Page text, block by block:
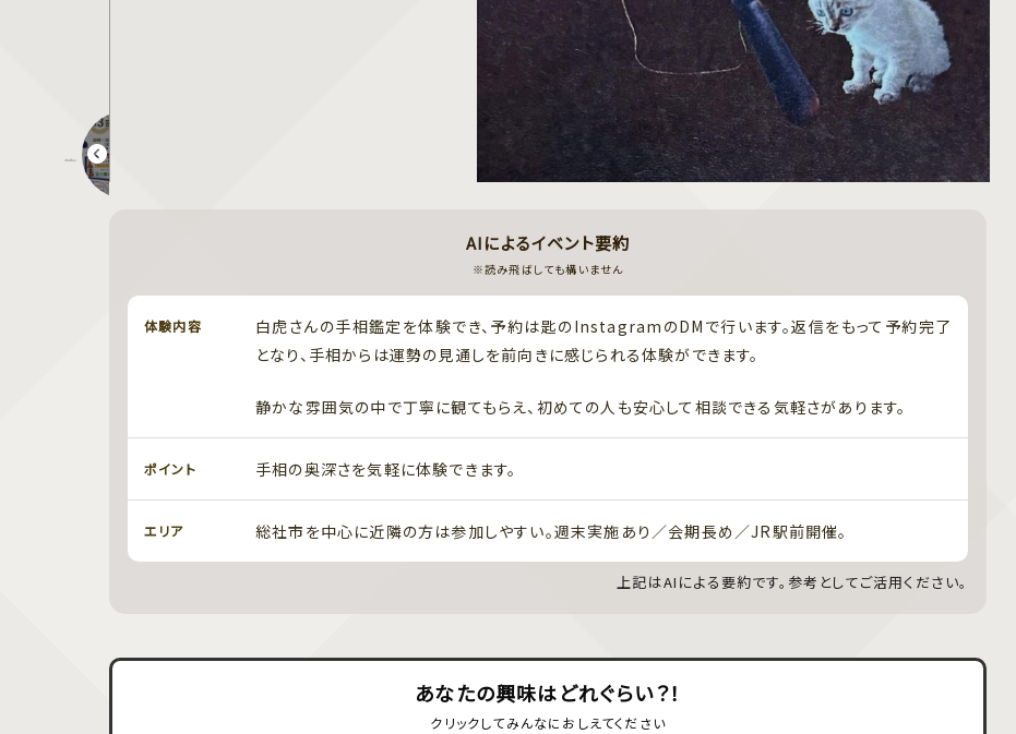
AIによるイベント要約
※読み飛ばしても構いません
体験内容
白虎さんの手相鑑定を体験でき、予約は匙のInstagramのDMで行います。返信をもって予約完了
となり、手相からは運勢の見通しを前向きに感じられる体験ができます。
静かな雰囲気の中で丁寧に観てもらえ、初めての人も安心して相談できる気軽さがあります。
ポイント 手相の奥深さを気軽に体験できます。
エリア 総社市を中心に近隣の方は参加しやすい。週末実施あり／会期長め／JR駅前開催。
上記はAIによる要約です。参考としてご活用ください。
あなたの興味はどれぐらい？！
クリックしてみんなにおしえてください